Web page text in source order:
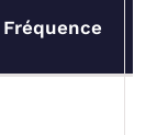
Fréquence